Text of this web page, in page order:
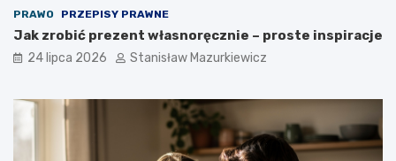
PRAWO PRZEPISY PRAWNE
Jak zrobić prezent własnoręcznie – proste inspiracje
24 lipca 2026 Stanisław Mazurkiewicz